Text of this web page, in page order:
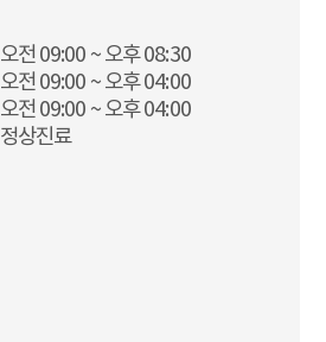
오전 09:00 ~ 오후 08:30
오전 09:00 ~ 오후 04:00
오전 09:00 ~ 오후 04:00
정상진료